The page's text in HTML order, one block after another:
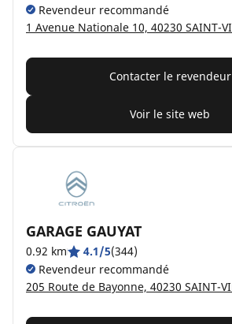
Revendeur recommandé
Contacter le revendeur
Voir le site web
GARAGE GAUYAT
0.92 km 4.1/5(344)
Revendeur recommandé